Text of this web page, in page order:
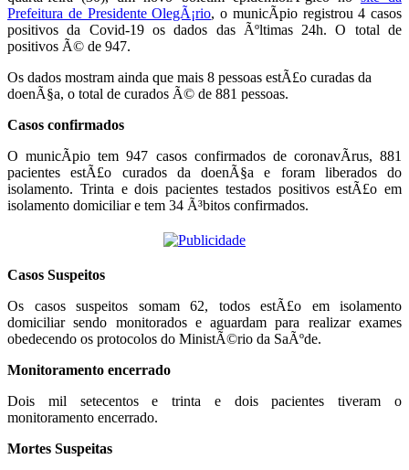
Prefeitura de Presidente OlegÃ¡rio, o municÃ­pio registrou 4 casos
positivos da Covid-19 os dados das Ãºltimas 24h. O total de
positivos Ã© de 947.
Os dados mostram ainda que mais 8 pessoas estÃ£o curadas da
doenÃ§a, o total de curados Ã© de 881 pessoas.
Casos confirmados
O municÃ­pio tem 947 casos confirmados de coronavÃ­rus, 881
pacientes estÃ£o curados da doenÃ§a e foram liberados do
isolamento. Trinta e dois pacientes testados positivos estÃ£o em
isolamento domiciliar e tem 34 Ã³bitos confirmados.
Casos Suspeitos
Os casos suspeitos somam 62, todos estÃ£o em isolamento
domiciliar sendo monitorados e aguardam para realizar exames
obedecendo os protocolos do MinistÃ©rio da SaÃºde.
Monitoramento encerrado
Dois mil setecentos e trinta e dois pacientes tiveram o
monitoramento encerrado.
Mortes Suspeitas